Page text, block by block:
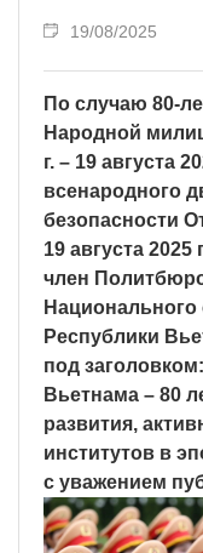
19/08/2025
По случаю 80-
Народной
г. – 19 августа
всенародного
безопасности
19 августа
член
Национального
Республики
под
Вьетнама – 80
развития,
институтов в
с уважением